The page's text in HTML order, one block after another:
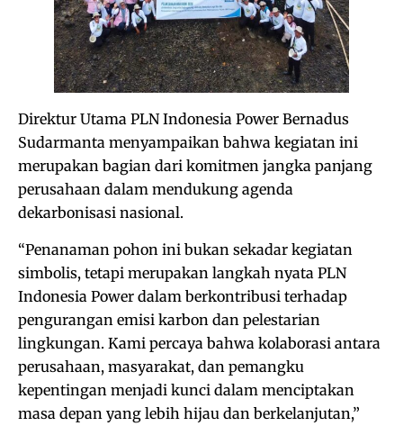
Direktur Utama PLN Indonesia Power Bernadus
Sudarmanta menyampaikan bahwa kegiatan ini
merupakan bagian dari komitmen jangka panjang
perusahaan dalam mendukung agenda
dekarbonisasi nasional.
“Penanaman pohon ini bukan sekadar kegiatan
simbolis, tetapi merupakan langkah nyata PLN
Indonesia Power dalam berkontribusi terhadap
pengurangan emisi karbon dan pelestarian
lingkungan. Kami percaya bahwa kolaborasi antara
perusahaan, masyarakat, dan pemangku
kepentingan menjadi kunci dalam menciptakan
masa depan yang lebih hijau dan berkelanjutan,”